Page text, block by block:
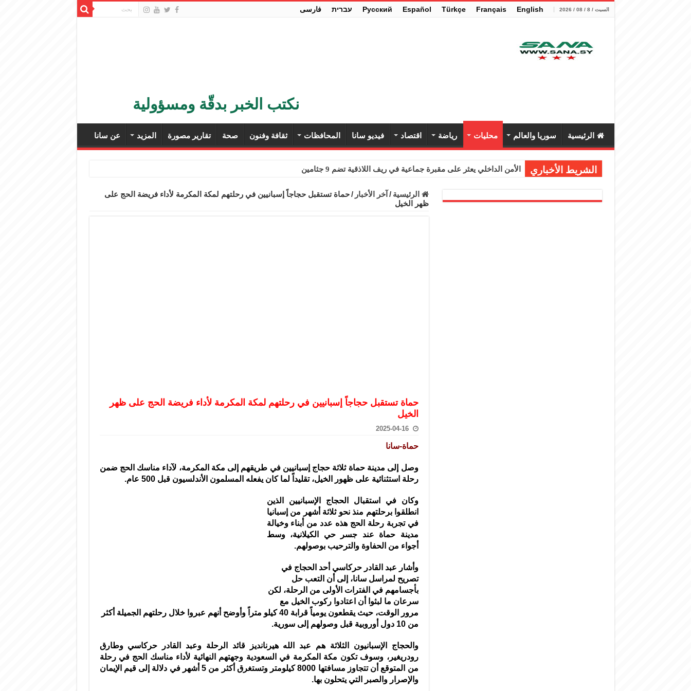
السبت / 8 / 08 / 2026 English
Français
Türkçe
Español
Pусский עברית فارسی
نكتب الخبر بدقّة ومسؤولية
الرئيسية سوريا والعالم محليات رياضة اقتصاد فيديو سانا المحافظات ثقافة وفنون صحة تقارير مصورة المزيد عن سانا
الشريط الأخباري الأمن الداخلي يعثر على مقبرة جماعية في ريف اللاذقية تضم 9 جثامين
برنية: مرسوم بإعفاء مستهلكي الكهرباء المنزلية والتجارية والصناعية من الرسوم
الرئيسية / آخر الأخبار / حماة تستقبل حجاجاً إسبانيين في رحلتهم لمكة المكرمة لأداء فريضة الحج على
ظهر الخيل
حماة تستقبل حجاجاً إسبانيين في رحلتهم لمكة المكرمة لأداء فريضة الحج على ظهر
الخيل
2025-04-16
حماة-سانا
وصل إلى مدينة حماة ثلاثة حجاج إسبانيين في طريقهم إلى مكة المكرمة، لآداء مناسك الحج ضمن
رحلة استثنائية على ظهور الخيل، تقليداً لما كان يفعله المسلمون الأندلسيون قبل 500 عام.
وكان في استقبال الحجاج الإسبانيين الذين
انطلقوا برحلتهم منذ نحو ثلاثة أشهر من إسبانيا
في تجربة رحلة الحج هذه عدد من أبناء وخيالة
مدينة حماة عند جسر حي الكيلانية، وسط
أجواء من الحفاوة والترحيب بوصولهم.
وأشار عبد القادر حركاسي أحد الحجاج في
تصريح لمراسل سانا، إلى أن التعب حل
بأجسامهم في الفترات الأولى من الرحلة، لكن
سرعان ما لبثوا أن اعتادوا ركوب الخيل مع
مرور الوقت، حيث يقطعون يومياً قرابة 40 كيلو متراً وأوضح أنهم عبروا خلال رحلتهم الجميلة أكثر
من 10 دول أوروبية قبل وصولهم إلى سورية.
والحجاج الإسبانيون الثلاثة هم عبد الله هيرنانديز قائد الرحلة وعبد القادر حركاسي وطارق
رودريغير، وسوف تكون مكة المكرمة في السعودية وجهتهم النهائية لأداء مناسك الحج في رحلة
من المتوقع أن تتجاوز مسافتها 8000 كيلومتر وتستغرق أكثر من 5 أشهر في دلالة إلى قيم الإيمان
والإصرار والصبر التي يتحلون بها.